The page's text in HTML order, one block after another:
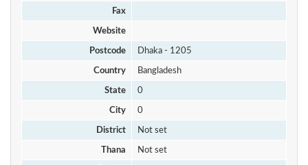
Fax
Website
Postcode Dhaka - 1205
Country Bangladesh
State 0
City 0
District Not set
Thana Not set